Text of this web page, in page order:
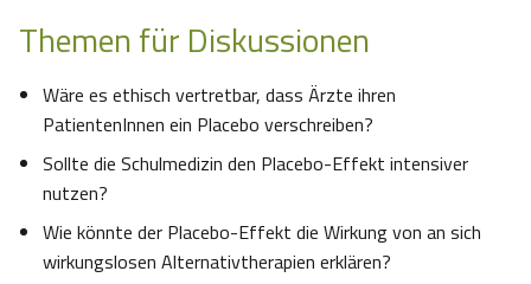
Themen für Diskussionen
Wäre es ethisch vertretbar, dass Ärzte ihren
PatientenInnen ein Placebo verschreiben?
Sollte die Schulmedizin den Placebo-Effekt intensiver
nutzen?
Wie könnte der Placebo-Effekt die Wirkung von an sich
wirkungslosen Alternativtherapien erklären?